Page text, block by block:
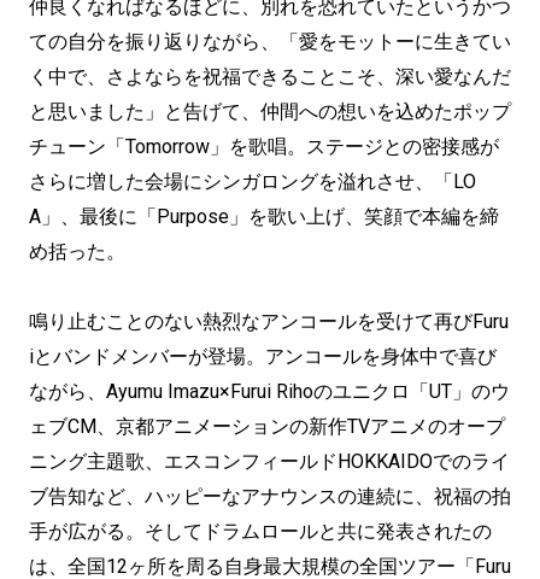
仲良くなればなるほどに、別れを恐れていたというかつ
ての自分を振り返りながら、「愛をモットーに生きてい
く中で、さよならを祝福できることこそ、深い愛なんだ
と思いました」と告げて、仲間への想いを込めたポップ
チューン「Tomorrow」を歌唱。ステージとの密接感が
さらに増した会場にシンガロングを溢れさせ、「LO
A」、最後に「Purpose」を歌い上げ、笑顔で本編を締
め括った。
鳴り止むことのない熱烈なアンコールを受けて再びFuru
iとバンドメンバーが登場。アンコールを身体中で喜び
ながら、Ayumu Imazu×Furui Rihoのユニクロ「UT」のウ
ェブCM、京都アニメーションの新作TVアニメのオープ
ニング主題歌、エスコンフィールドHOKKAIDOでのライ
ブ告知など、ハッピーなアナウンスの連続に、祝福の拍
手が広がる。そしてドラムロールと共に発表されたの
は、全国12ヶ所を周る自身最大規模の全国ツアー「Furu